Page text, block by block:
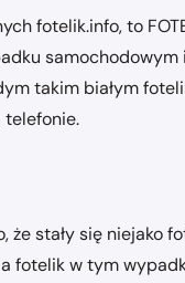
fotelik.info, to
takim białym
telefonie.
stały się niejako
w tym